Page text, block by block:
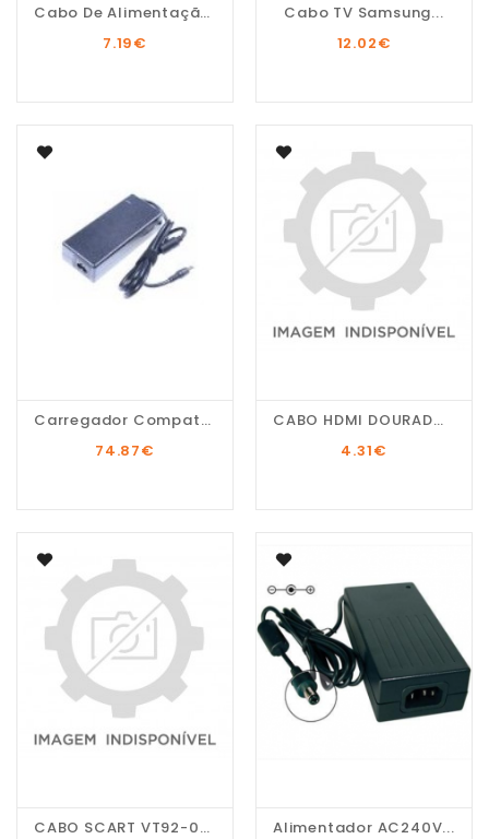
Cabo De Alimentação Sony
7.19€
Cabo TV Samsung...
12.02€
Carregador Compatível...
74.87€
CABO HDMI DOURADO...
4.31€
CABO SCART VT92-004/5A Alimentador AC240V...